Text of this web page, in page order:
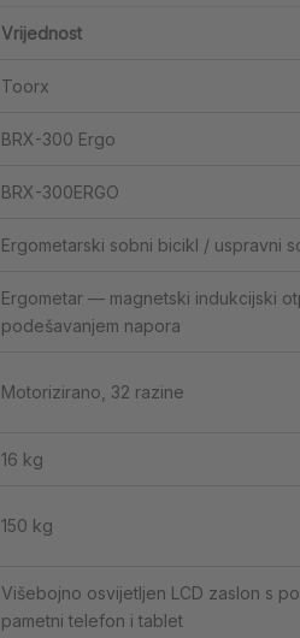
Vrijednost
Toorx
BRX-300 Ergo
BRX-300ERGO
Ergometarski sobni bicikl / uspravni
Ergometar — magnetski indukcijski
podešavanjem napora
Motorizirano, 32 razine
16 kg
150 kg
Višebojno osvijetljen LCD zaslon s
pametni telefon i tablet